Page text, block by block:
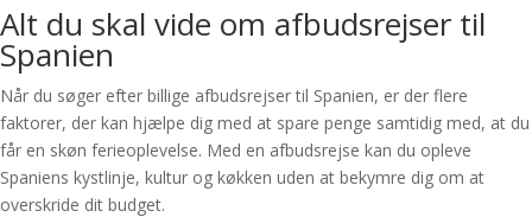
Alt du skal vide om afbudsrejser til
Spanien
Når du søger efter billige afbudsrejsertil Spanien, er der flere
faktorer, der kan hjælpe dig med at spare penge samtidig med, at du
får en skøn ferieoplevelse. Med en afbudsrejse kan du opleve
Spaniens kystlinje, kultur og køkken uden at bekymre dig om at
overskride dit budget.